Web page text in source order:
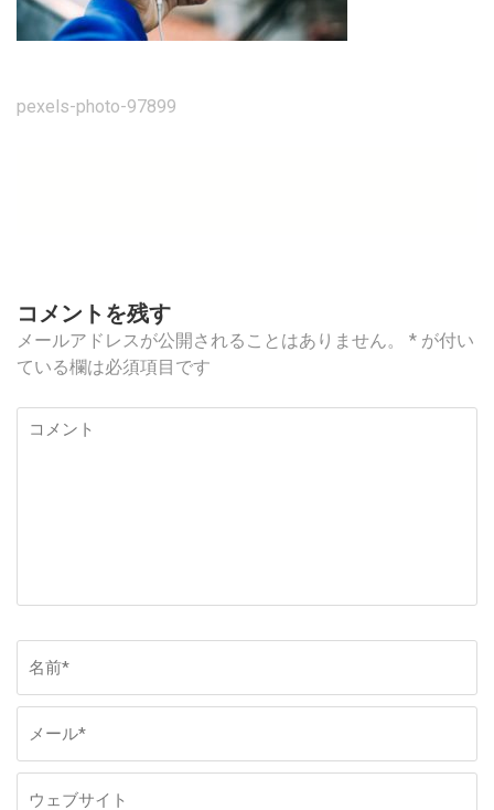
投
ン
pexels-photo-97899
コメントを残す
メールアドレスが公開されることはありません。 * が付い
ている欄は必須項目です